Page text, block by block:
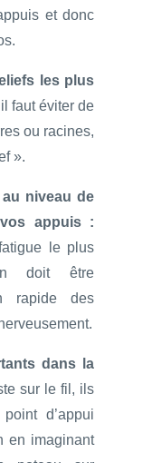
et donc
les plus
faut éviter de
ou racines,
».
niveau de
appuis :
le plus
doit être
rapide des
dans la
sur le fil, ils
d’appui
en imaginant